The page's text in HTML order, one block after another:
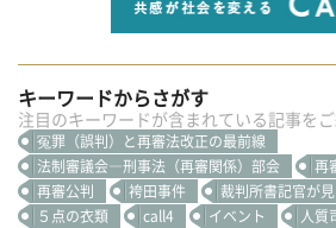
キーワードからさがす
注目のキーワードが含まれている記事を
冤罪（誤判）と再審法改正の最前線
法制審議会―刑事法（再審関係）部会
再
再審公判
袴田事件
裁判所書記官が
５点の衣類
call4 イベント 人質